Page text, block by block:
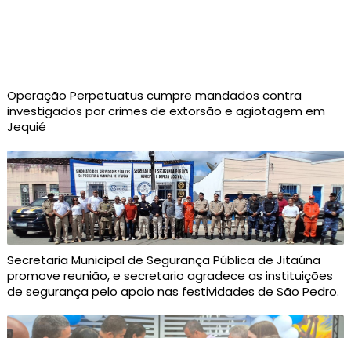
Operação Perpetuatus cumpre mandados contra
investigados por crimes de extorsão e agiotagem em
Jequié
Secretaria Municipal de Segurança Pública de Jitaúna
promove reunião, e secretario agradece as instituições
de segurança pelo apoio nas festividades de São Pedro.